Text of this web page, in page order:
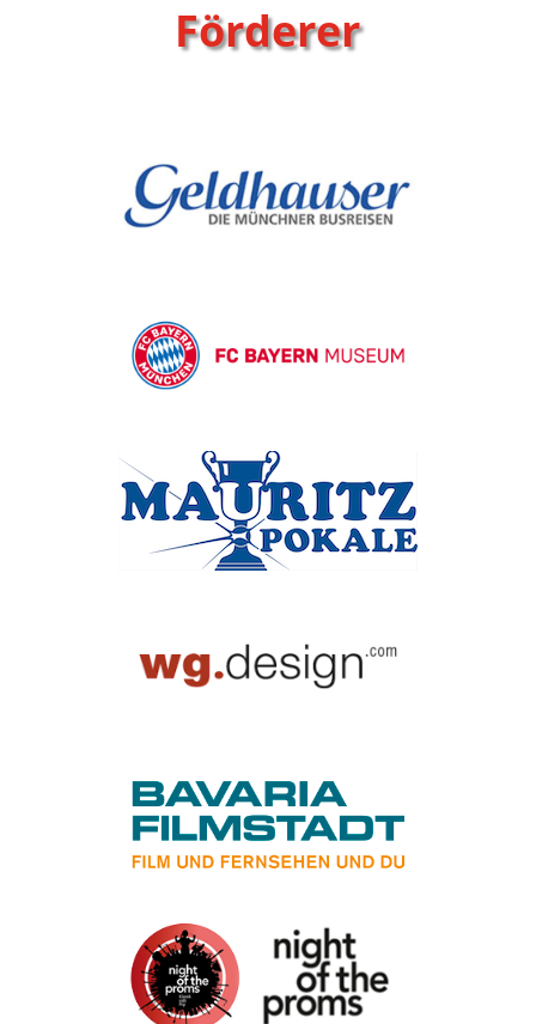
Förderer